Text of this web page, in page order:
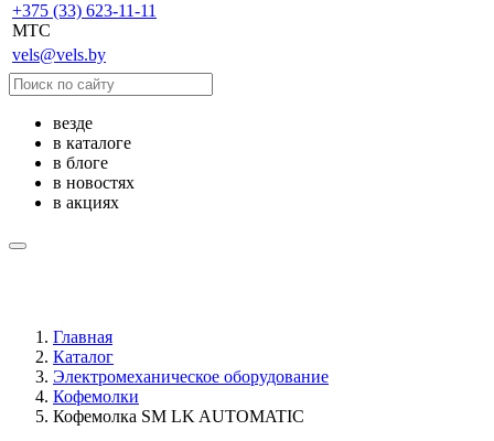
+375 (33) 623-11-11
MTC
vels@vels.by
везде
в каталоге
в блоге
в новостях
в акциях
Главная
Каталог
Электромеханическое оборудование
Кофемолки
Кофемолка SM LK AUTOMATIC